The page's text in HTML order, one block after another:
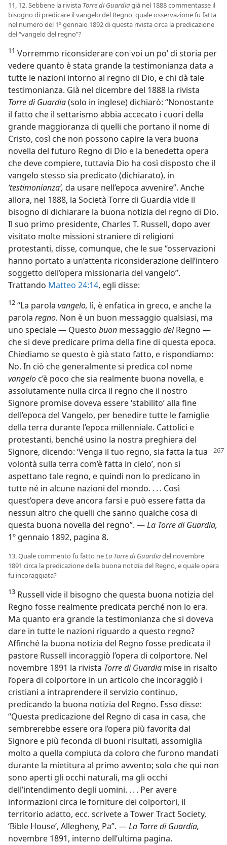
11, 12. Sebbene la rivista Torre di Guardiagià nel 1888 commentasse il
bisogno di predicare il vangelo del Regno, quale osservazione fu fatta
nel numero del 1º gennaio 1892 di questa rivista circa la predicazione
del “vangelo del regno”?
11 Vorremmo riconsiderare con voi un po’ di storia per
vedere quanto è stata grande la testimonianza data a
tutte le nazioni intorno al regno di Dio, e chi dà tale
testimonianza. Già nel dicembre del 1888 la rivista
Torre di Guardia(solo in inglese) dichiarò: “Nonostante
il fatto che il settarismo abbia accecato i cuori della
grande maggioranza di quelli che portano il nome di
Cristo, così che non possono capire la vera buona
novella del futuro Regno di Dio e la benedetta opera
che deve compiere, tuttavia Dio ha così disposto che il
vangelo stesso sia predicato (dichiarato), in
‘testimonianza’, da usare nell’epoca avvenire”. Anche
allora, nel 1888, la Società Torre di Guardia vide il
bisogno di dichiarare la buona notizia del regno di Dio.
Il suo primo presidente, Charles T. Russell, dopo aver
visitato molte missioni straniere di religioni
protestanti, disse, comunque, che le sue “osservazioni
hanno portato a un’attenta riconsiderazione dell’intero
soggetto dell’opera missionaria del vangelo”.
Trattando Matteo 24:14, egli disse:
12 “La parola vangelo, lì, è enfatica in greco, e anche la
parola regno. Non è un buon messaggio qualsiasi, ma
uno speciale — Questo buon messaggio delRegno —
che si deve predicare prima della fine di questa epoca.
Chiediamo se questo è già stato fatto, e rispondiamo:
No. In ciò che generalmente si predica col nome
vangelo c’è poco che sia realmente buona novella, e
assolutamente nulla circa il regno che il nostro
Signore promise doveva essere ‘stabilito’ alla fine
dell’epoca del Vangelo, per benedire tutte le famiglie
della terra durante l’epoca millenniale. Cattolici e
protestanti, benché usino la nostra preghiera del
Signore, dicendo: ‘Venga il tuo regno, sia fatta la tua
volontà sulla terra com’è fatta in cielo’, non si
aspettano tale regno, e quindi non lo predicano in
tutte né in alcune nazioni del mondo. . . . Così
quest’opera deve ancora farsi e può essere fatta da
nessun altro che quelli che sanno qualche cosa di
questa buona novella del regno”. —La Torre di Guardia,
1º gennaio 1892, pagina 8.
13. Quale commento fu fatto neLa Torre di Guardiadel novembre
1891 circa la predicazione della buona notizia del Regno, e quale opera
fu incoraggiata?
13 Russell vide il bisogno che questa buona notizia del
Regno fosse realmente predicata perché non lo era.
Ma quanto era grande la testimonianza che si doveva
dare in tutte le nazioni riguardo a questo regno?
Affinché la buona notizia del Regno fosse predicata il
pastore Russell incoraggiò l’opera di colportore. Nel
novembre 1891 la rivista Torre di Guardia mise in risalto
l’opera di colportore in un articolo che incoraggiò i
cristiani a intraprendere il servizio continuo,
predicando la buona notizia del Regno. Esso disse:
“Questa predicazione del Regno di casa in casa, che
sembrerebbe essere ora l’opera più favorita dal
Signore e più feconda di buoni risultati, assomiglia
molto a quella compiuta da coloro che furono mandati
durante la mietitura al primo avvento; solo che qui non
sono aperti gli occhi naturali, ma gli occhi
dell’intendimento degli uomini. . . . Per avere
informazioni circa le forniture dei colportori, il
territorio adatto, ecc. scrivete a Tower Tract Society,
‘Bible House’, Allegheny, Pa”. —La Torre di Guardia,
novembre 1891, interno dell’ultima pagina.